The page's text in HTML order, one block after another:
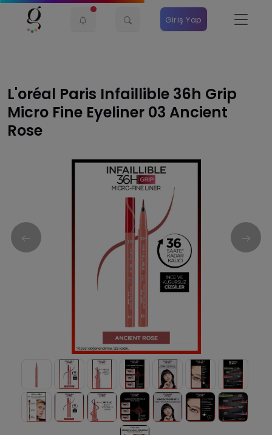
Giriş Yap
L'oréal Paris Infaillible 36h Grip
Micro Fine Eyeliner 03 Ancient
Rose